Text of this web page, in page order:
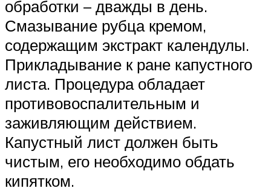
обработки – дважды в день.
Смазывание рубца кремом,
содержащим экстракт календулы.
Прикладывание к ране капустного
листа. Процедура обладает
противовоспалительным и
заживляющим действием.
Капустный лист должен быть
чистым, его необходимо обдать
кипятком.